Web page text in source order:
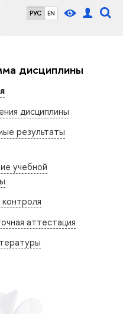
РУС EN
дисциплины
дисциплины
результаты
учебной
аттестация